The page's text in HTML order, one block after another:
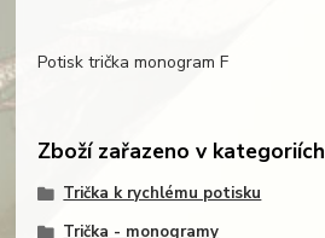
Potisk trička monogram F
Zboží zařazeno v kategoriích
Trička k rychlému potisku
Trička - monogramy